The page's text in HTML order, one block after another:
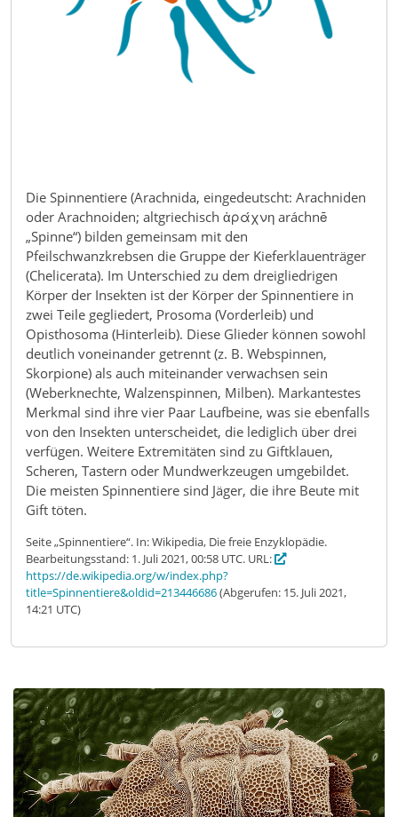
Die Spinnentiere (Arachnida, eingedeutscht: Arachniden
oder Arachnoiden; altgriechisch ἀράχνη aráchnē
„Spinne“) bilden gemeinsam mit den
Pfeilschwanzkrebsen die Gruppe der Kieferklauenträger
(Chelicerata). Im Unterschied zu dem dreigliedrigen
Körper der Insekten ist der Körper der Spinnentiere in
zwei Teile gegliedert, Prosoma (Vorderleib) und
Opisthosoma (Hinterleib). Diese Glieder können sowohl
deutlich voneinander getrennt (z. B. Webspinnen,
Skorpione) als auch miteinander verwachsen sein
(Weberknechte, Walzenspinnen, Milben). Markantestes
Merkmal sind ihre vier Paar Laufbeine, was sie ebenfalls
von den Insekten unterscheidet, die lediglich über drei
verfügen. Weitere Extremitäten sind zu Giftklauen,
Scheren, Tastern oder Mundwerkzeugen umgebildet.
Die meisten Spinnentiere sind Jäger, die ihre Beute mit
Gift töten.
Seite „Spinnentiere“. In: Wikipedia, Die freie Enzyklopädie.
Bearbeitungsstand: 1. Juli 2021, 00:58 UTC. URL:
https://de.wikipedia.org/w/index.php?
title=Spinnentiere&oldid=213446686(Abgerufen: 15. Juli 2021,
14:21 UTC)